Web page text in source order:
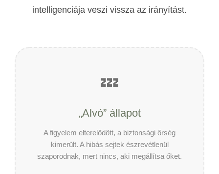
intelligenciája veszi vissza az irányítást.
💤
„Alvó” állapot
A figyelem elterelődött, a biztonsági őrség
kimerült. A hibás sejtek észrevétlenül
szaporodnak, mert nincs, aki megállítsa őket.